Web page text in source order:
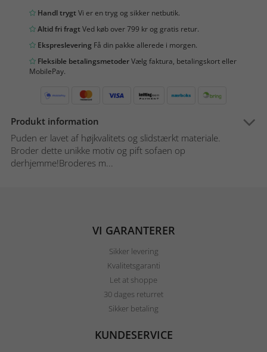
Handl trygtVi er en tryg og sikker netbutik.
Altid fri fragtVed køb over 799 kr og gratis retur.
Ekspreslevering Få din pakke allerede i morgen.
Fleksible betalingsmetoderVælg faktura, betalingskort eller
MobilePay.
Produkt information
Puden er lavet af højkvalitets og slidstærkt materiale.
Broder dette unikke motiv og pift sofaen op
derhjemme!Broderes m...
VI GARANTERER
Sikker levering
Kvalitetsgaranti
Let at shoppe
30 dages returret
Sikker betaling
KUNDESERVICE